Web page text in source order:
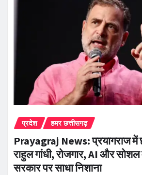
प्रदेश हमर छत्तीसगढ़
Prayagraj News: प्रयागराज में
राहुल गांधी, रोजगार, AI और सोशल
सरकार पर साधा निशाना